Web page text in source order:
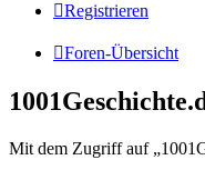
Registrieren
Foren-Übersicht
Mit dem Zugriff auf